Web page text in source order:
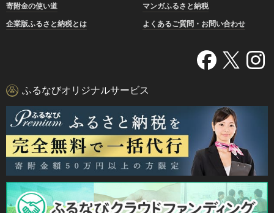
寄附金の使い道
マンガふるさと納税
企業版ふるさと納税とは
よくあるご質問・お問い合わせ
ふるなびオリジナルサービス